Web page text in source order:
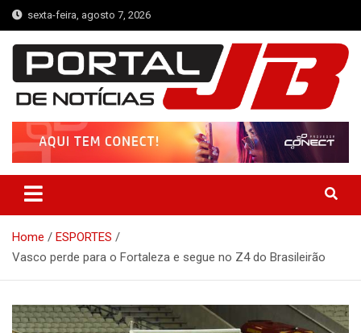
Skip
to
content
sexta-feira, agosto 7, 2026
Portal de Notícias JB
Notícias de Simplício Mendes e Região
Home
ESPORTES
Vasco perde para o Fortaleza e segue no Z4 do Brasileirão